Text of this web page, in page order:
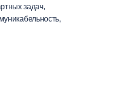
задач,